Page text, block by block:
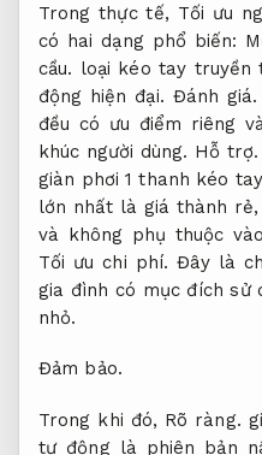
Trong thực tế, Tối ưu
có hai dạng phổ biến:
cầu. loại kéo tay truyền
động hiện đại. Đánh giá.
đều có ưu điểm riêng
khúc người dùng. Hỗ trợ.
giàn phơi 1 thanh kéo
lớn nhất là giá thành rẻ,
và không phụ thuộc
Tối ưu chi phí. Đây là
gia đình có mục đích sử
nhỏ.
Đảm bảo.
Trong khi đó, Rõ ràng.
tự động là phiên bản